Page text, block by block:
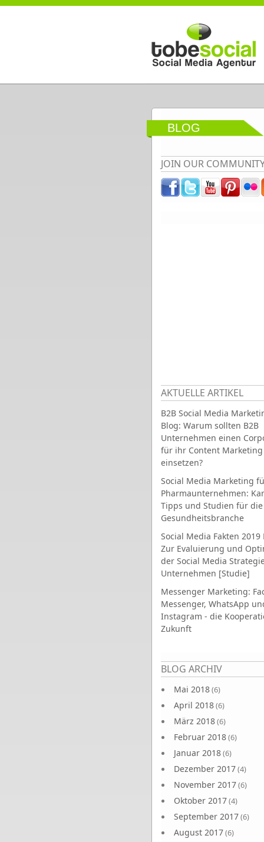
Direkt zum Inhalt
BLOG
JOIN OUR
AKTUELLE ARTIKEL
B2B Social Media
Blog: Warum sollten B2B
Unternehmen einen
für ihr Content Marketing
einsetzen?
Social Media Marketing
Pharmaunternehmen:
Tipps und Studien für die
Gesundheitsbranche
Social Media Fakten 2019
Zur Evaluierung und
der Social Media
Unternehmen [Studie]
Messenger Marketing:
Messenger, WhatsApp
Instagram - die
Zukunft
BLOG ARCHIV
Mai 2018(6)
April 2018(6)
März 2018(6)
Februar 2018(6)
Januar 2018(6)
Dezember 2017(4)
November 2017(6)
Oktober 2017(4)
September 2017(6)
August 2017(6)
Seiten